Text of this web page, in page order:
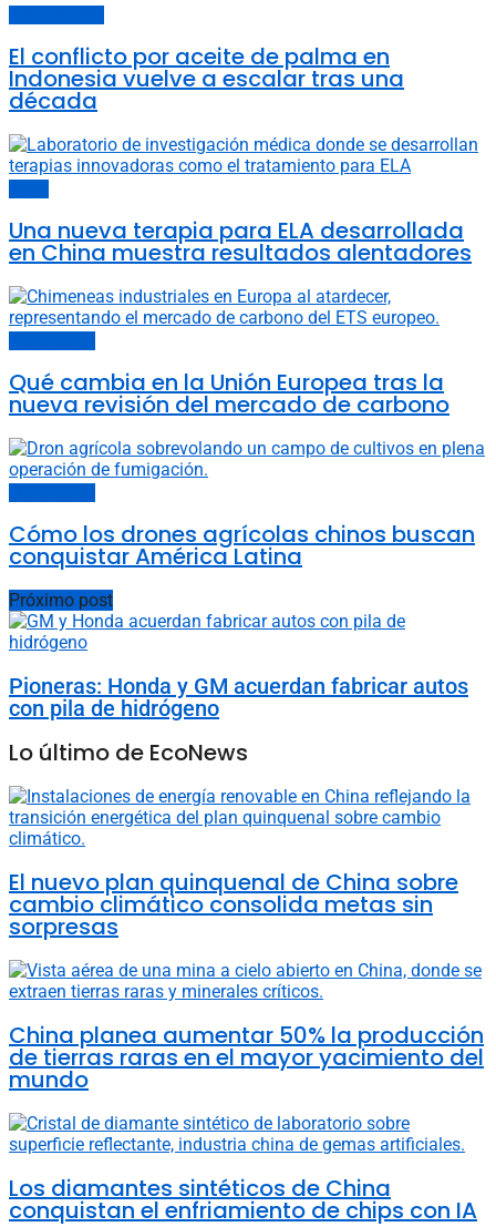
El conflicto por aceite de palma en
Indonesia vuelve a escalar tras una
década
Una nueva terapia para ELA desarrollada
en China muestra resultados alentadores
Qué cambia en la Unión Europea tras la
nueva revisión del mercado de carbono
Cómo los drones agrícolas chinos buscan
conquistar América Latina
Próximo post
Pioneras: Honda y GM acuerdan fabricar autos
con pila de hidrógeno
Lo último de EcoNews
El nuevo plan quinquenal de China sobre
cambio climático consolida metas sin
sorpresas
China planea aumentar 50% la producción
de tierras raras en el mayor yacimiento del
mundo
Los diamantes sintéticos de China
conquistan el enfriamiento de chips con IA